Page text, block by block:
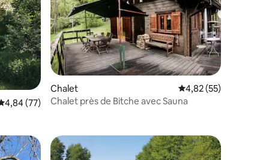
: 4,62 sur 5
moyenne sur la base de 77 commentaires : 4,84 sur 5
4,84 (77)
Chalet Évaluation moyenne
4,82 (55)
Chalet près de Bitche avec Sauna